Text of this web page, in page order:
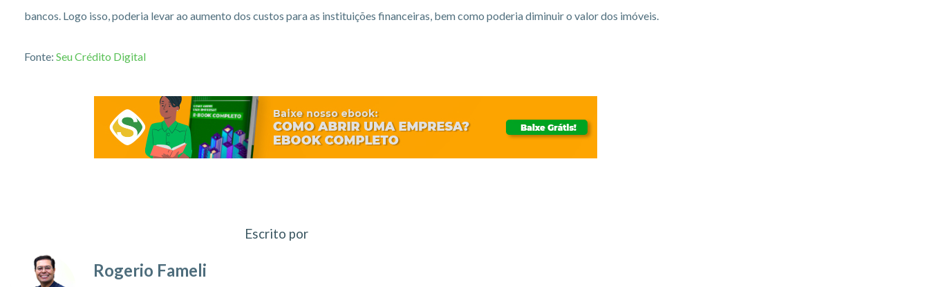
bancos. Logo isso, poderia levar ao aumento dos custos para as instituições financeiras, bem como poderia diminuir o valor dos imóveis.
Fonte: Seu Crédito Digital
Escrito por
Rogerio Fameli